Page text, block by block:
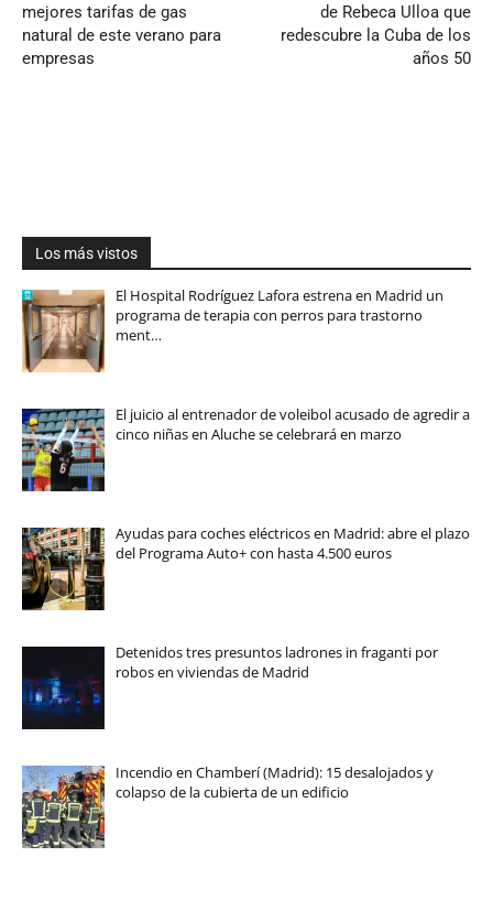
mejores tarifas de gas
natural de este verano para
empresas
de Rebeca Ulloa que
redescubre la Cuba de los
años 50
Los más vistos
El Hospital Rodríguez Lafora estrena en Madrid un
programa de terapia con perros para trastorno
ment…
El juicio al entrenador de voleibol acusado de agredir a
cinco niñas en Aluche se celebrará en marzo
Ayudas para coches eléctricos en Madrid: abre el plazo
del Programa Auto+ con hasta 4.500 euros
Detenidos tres presuntos ladrones in fraganti por
robos en viviendas de Madrid
Incendio en Chamberí (Madrid): 15 desalojados y
colapso de la cubierta de un edificio